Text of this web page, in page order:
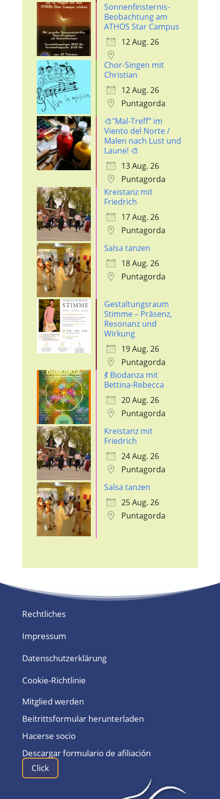
Sonnenfinsternis-
Beobachtung am
ATHOS Star Campus
12 Aug. 26
Chor-Singen mit
Christian
12 Aug. 26
Puntagorda
🎨"Mal-Treff" im
Viento del Norte /
Malen nach Lust und
Laune! 🎨
13 Aug. 26
Puntagorda
Kreistanz mit
Friedrich
17 Aug. 26
Puntagorda
Salsa tanzen
18 Aug. 26
Puntagorda
Gestaltungsraum
Stimme – Präsenz,
Resonanz und
Wirkung
19 Aug. 26
Puntagorda
💃 Biodanza mit
Bettina-Rebecca
20 Aug. 26
Puntagorda
Kreistanz mit
Friedrich
24 Aug. 26
Puntagorda
Salsa tanzen
25 Aug. 26
Puntagorda
Rechtliches
Impressum
Datenschutzerklärung
Cookie-Richtlinie
Mitglied werden
Beitrittsformular herunterladen
Hacerse socio
Descargar formulario de afiliación
Click